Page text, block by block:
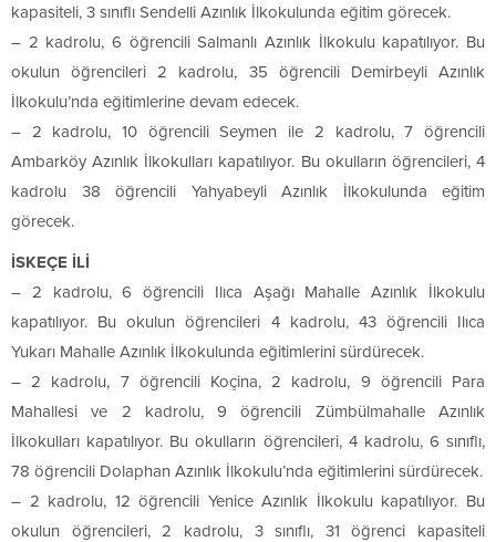
kapasiteli, 3 sınıflı Sendelli Azınlık İlkokulunda eğitim görecek.
– 2 kadrolu, 6 öğrencili Salmanlı Azınlık İlkokulu kapatılıyor. Bu
okulun öğrencileri 2 kadrolu, 35 öğrencili Demirbeyli Azınlık
İlkokulu’nda eğitimlerine devam edecek.
– 2 kadrolu, 10 öğrencili Seymen ile 2 kadrolu, 7 öğrencili
Ambarköy Azınlık İlkokulları kapatılıyor. Bu okulların öğrencileri, 4
kadrolu 38 öğrencili Yahyabeyli Azınlık İlkokulunda eğitim
görecek.
İSKEÇE İLİ
– 2 kadrolu, 6 öğrencili Ilıca Aşağı Mahalle Azınlık İlkokulu
kapatılıyor. Bu okulun öğrencileri 4 kadrolu, 43 öğrencili Ilıca
Yukarı Mahalle Azınlık İlkokulunda eğitimlerini sürdürecek.
– 2 kadrolu, 7 öğrencili Koçina, 2 kadrolu, 9 öğrencili Para
Mahallesi ve 2 kadrolu, 9 öğrencili Zümbülmahalle Azınlık
İlkokulları kapatılıyor. Bu okulların öğrencileri, 4 kadrolu, 6 sınıflı,
78 öğrencili Dolaphan Azınlık İlkokulu’nda eğitimlerini sürdürecek.
– 2 kadrolu, 12 öğrencili Yenice Azınlık İlkokulu kapatılıyor. Bu
okulun öğrencileri, 2 kadrolu, 3 sınıflı, 31 öğrenci kapasiteli